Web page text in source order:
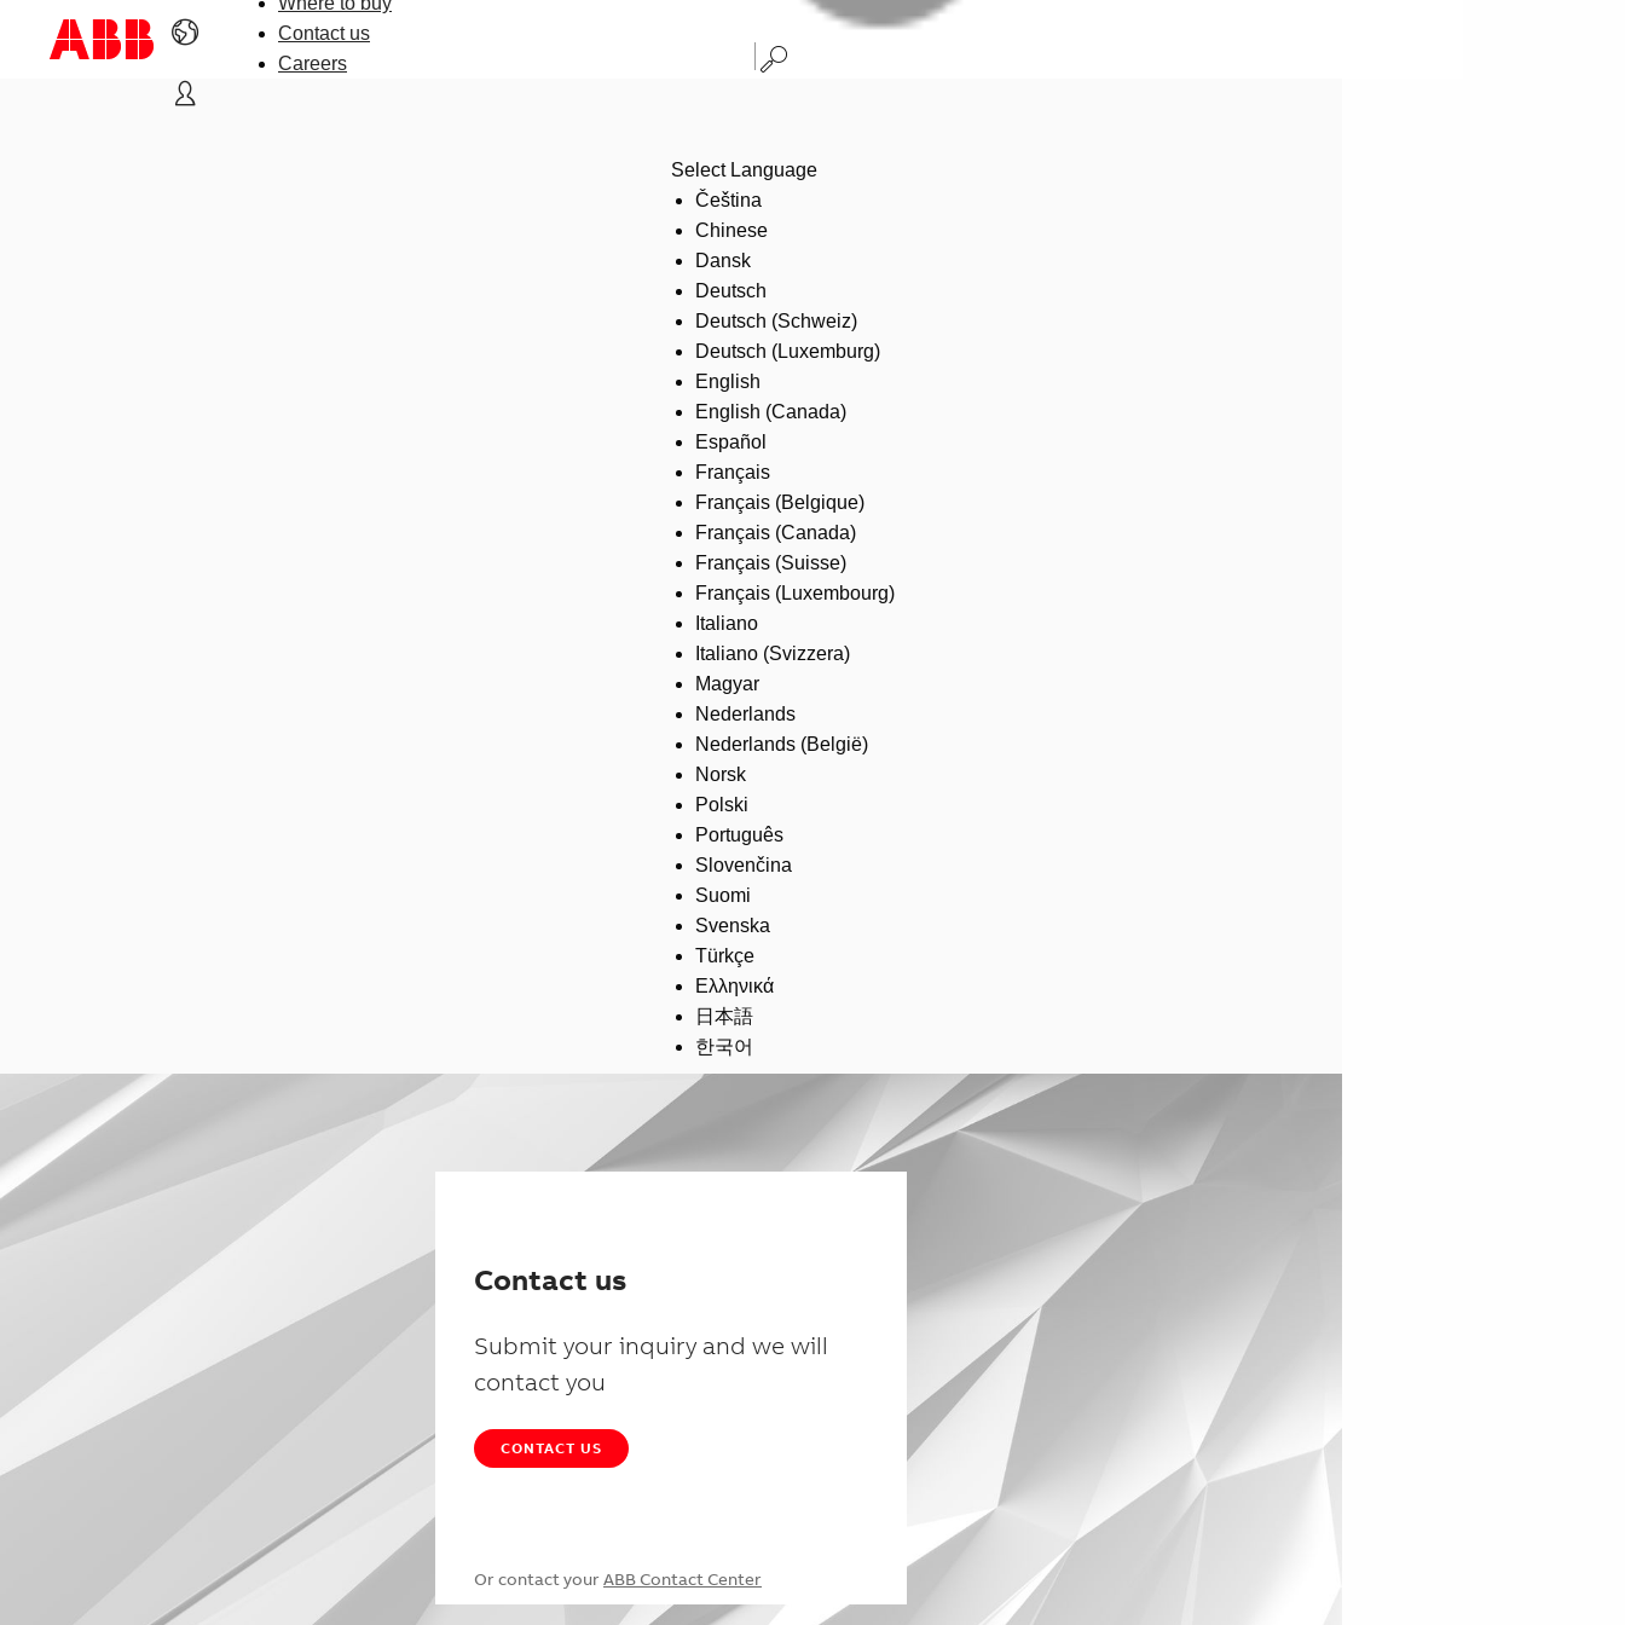
Contact us
Careers
Select Language
Čeština
Chinese
Dansk
Deutsch
Deutsch (Schweiz)
Deutsch (Luxemburg)
English
English (Canada)
Español
Français
Français (Belgique)
Français (Canada)
Français (Suisse)
Français (Luxembourg)
Italiano
Italiano (Svizzera)
Magyar
Nederlands
Nederlands (België)
Norsk
Polski
Português
Slovenčina
Suomi
Svenska
Türkçe
Ελληνικά
日本語
한국어
Contact us
Submit your inquiry and we will
contact you
CONTACT US
Or contact your ABB Contact Center